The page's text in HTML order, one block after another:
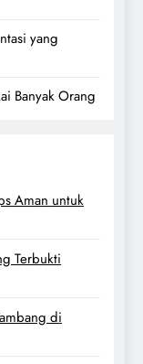
yang
Banyak Orang
Aman untuk
Terbukti
di